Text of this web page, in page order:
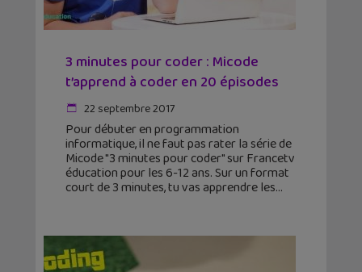
3 minutes pour coder : Micode
t’apprend à coder en 20 épisodes
22 septembre 2017
Pour débuter en programmation
informatique, il ne faut pas rater la série de
Micode "3 minutes pour coder" sur Francetv
éducation pour les 6-12 ans. Sur un format
court de 3 minutes, tu vas apprendre les